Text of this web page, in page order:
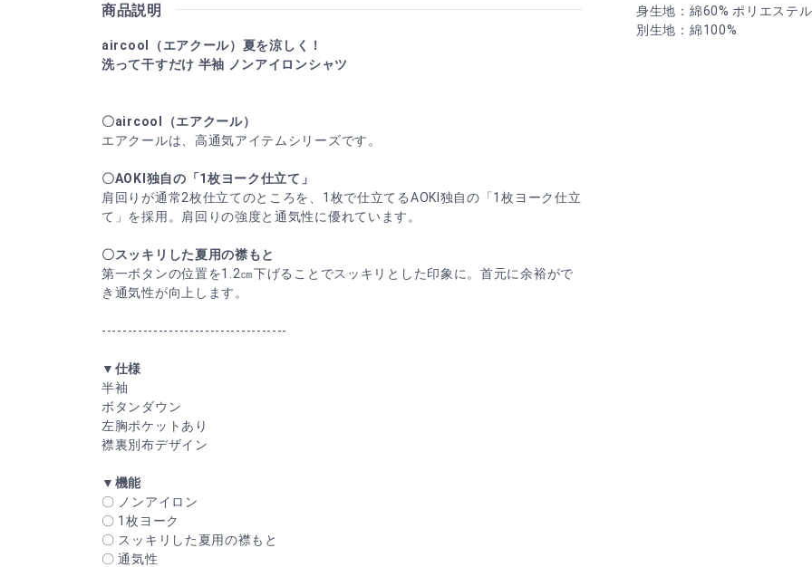
商品説明
aircool（エアクール）夏を涼しく！
洗って干すだけ 半袖 ノンアイロンシャツ
〇aircool（エアクール）
エアクールは、高通気アイテムシリーズです。
〇AOKI独自の「1枚ヨーク仕立て」
肩回りが通常2枚仕立てのところを、1枚で仕立てるAOKI独自の「1枚ヨーク仕立
て」を採用。肩回りの強度と通気性に優れています。
〇スッキリした夏用の襟もと
第一ボタンの位置を1.2㎝下げることでスッキリとした印象に。首元に余裕がで
き通気性が向上します。
------------------------------------
▼仕様
半袖
ボタンダウン
左胸ポケットあり
襟裏別布デザイン
▼機能
〇 ノンアイロン
〇 1枚ヨーク
〇 スッキリした夏用の襟もと
〇 通気性
身生地：綿60% ポリエステ
別生地：綿100%